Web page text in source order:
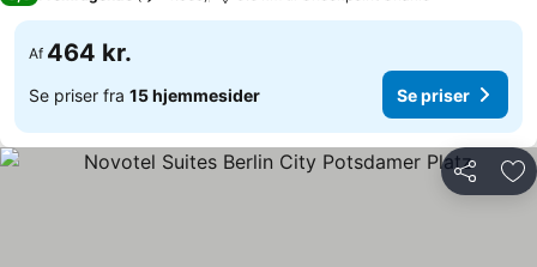
Af 464 kr.
Se priser fra 15 hjemmesider Se priser
Del